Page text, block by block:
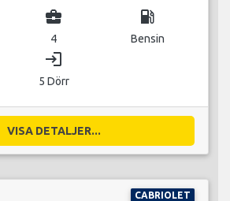
business_center
4
local_gas_station
Bensin
login
5 Dörr
VISA DETALJER...
CABRIOLET